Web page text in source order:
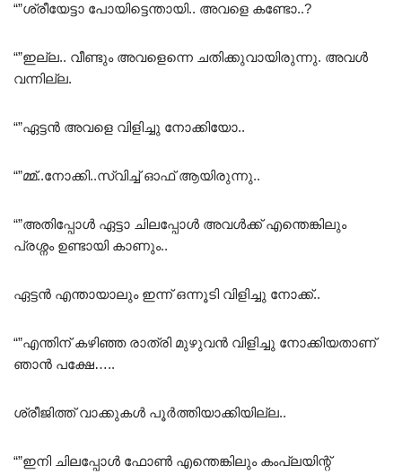
“”ശ്രീയേട്ടാ പോയിട്ടെന്തായി.. അവളെ കണ്ടോ..?
“”ഇല്ല.. വീണ്ടും അവളെന്നെ ചതിക്കുവായിരുന്നു. അവൾ
വന്നില്ല.
“”ഏട്ടൻ അവളെ വിളിച്ചു നോക്കിയോ..
“”മ്മ്..നോക്കി..സ്വിച്ച് ഓഫ്‌ ആയിരുന്നു..
“”അതിപ്പോൾ ഏട്ടാ ചിലപ്പോൾ അവൾക്ക് എന്തെങ്കിലും
പ്രശ്നം ഉണ്ടായി കാണും..
ഏട്ടൻ എന്തായാലും ഇന്ന് ഒന്നൂടി വിളിച്ചു നോക്ക്..
“”എന്തിന് കഴിഞ്ഞ രാത്രി മുഴുവൻ വിളിച്ചു നോക്കിയതാണ്
ഞാൻ പക്ഷേ…..
ശ്രീജിത്ത്‌ വാക്കുകൾ പൂർത്തിയാക്കിയില്ല..
“”ഇനി ചിലപ്പോൾ ഫോൺ എന്തെങ്കിലും കംപ്ലയിന്റ്